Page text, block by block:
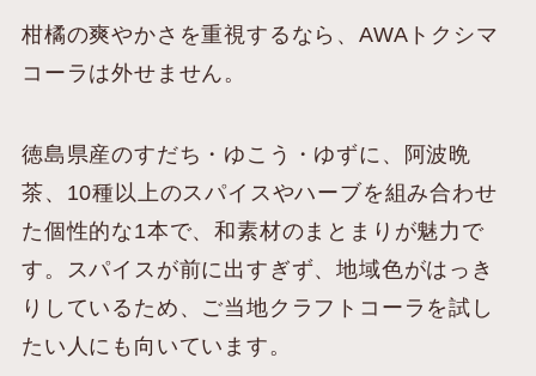
柑橘の爽やかさを重視するなら、AWAトクシマ
コーラは外せません。
徳島県産のすだち・ゆこう・ゆずに、阿波晩
茶、10種以上のスパイスやハーブを組み合わせ
た個性的な1本で、和素材のまとまりが魅力で
す。スパイスが前に出すぎず、地域色がはっき
りしているため、ご当地クラフトコーラを試し
たい人にも向いています。